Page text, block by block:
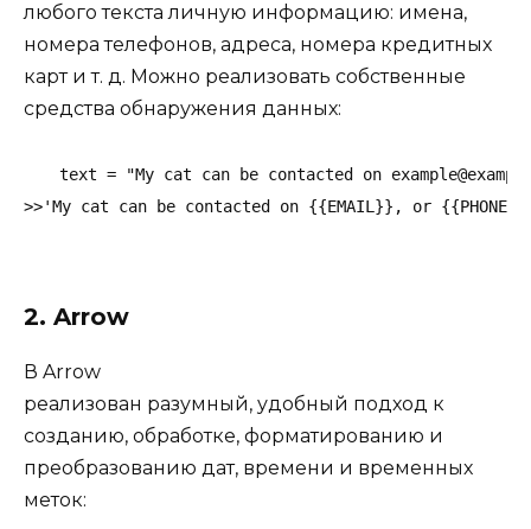
любого текста личную информацию: имена,
номера телефонов, адреса, номера кредитных
карт и т. д. Можно реализовать собственные
средства обнаружения данных:
text = "My cat can be contacted on
>>'My cat can be contacted on {{EMAIL}}, or
2. Arrow
В Arrow
реализован разумный, удобный подход к
созданию, обработке, форматированию и
преобразованию дат, времени и временных
меток: